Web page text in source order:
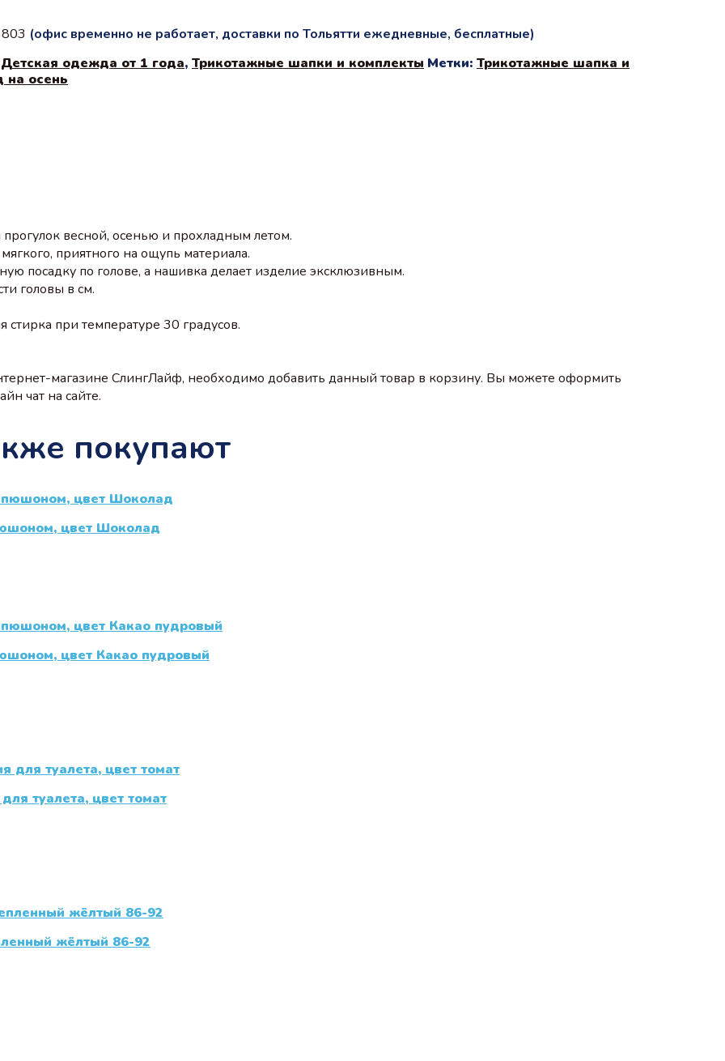
(офис временно не работает, доставки по Тольятти ежедневные, бесплатные)
Детская одежда от 1 года, Трикотажные шапки и комплекты Метки: Трикотажные шапка и
на осень
весной, осенью и прохладным летом.
приятного на ощупь материала.
посадку по голове, а нашивка делает изделие эксклюзивным.
головы в см.
стирка при температуре 30 градусов.
магазине СлингЛайф, необходимо добавить данный товар в корзину. Вы можете оформить
чат на сайте.
покупают
цвет Шоколад
цвет Какао пудровый
туалета, цвет томат
жёлтый 86-92